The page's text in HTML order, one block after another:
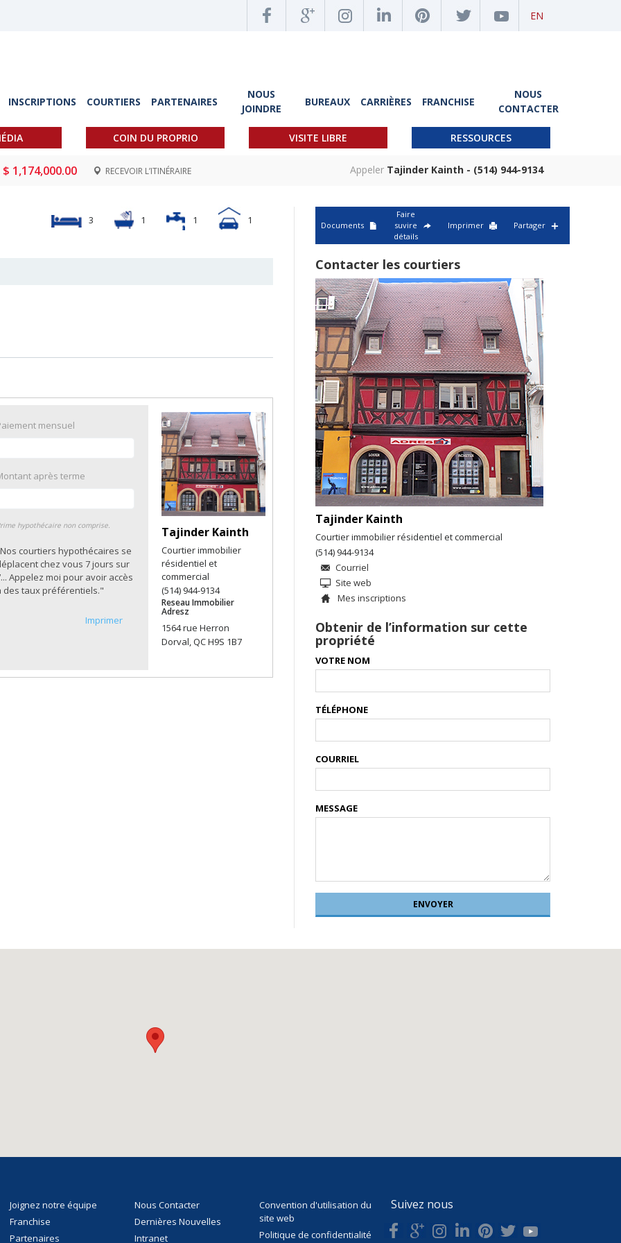
EN
INSCRIPTIONS COURTIERS PARTENAIRES
NOUS
JOINDRE
BUREAUX CARRIÈRES FRANCHISE
NOUS
CONTACTER
COIN DU PROPRIO VISITE LIBRE RESSOURCES
$ 1,174,000.00 RECEVOIR L’ITINÉRAIRE Appeler Tajinder Kainth - (514) 944-9134
3 1 1 1
mensuel
après terme
hypothécaire non comprise.
courtiers hypothécaires se
chez vous 7 jours sur
Appelez moi pour avoir accès
des taux préférentiels."
Imprimer
Tajinder Kainth
Courtier immobilier
résidentiel et
commercial
(514) 944-9134
Reseau Immobilier
Adresz
1564 rue Herron
Dorval, QC H9S 1B7
Documents
Faire
suvire
détails
Imprimer Partager
Contacter les courtiers
Tajinder Kainth
Courtier immobilier résidentiel et commercial
(514) 944-9134
Courriel
Site web
Mes inscriptions
Obtenir de l’information sur cette
propriété
VOTRE NOM
TÉLÉPHONE
COURRIEL
MESSAGE
ENVOYER
Joignez notre équipe
Franchise
Partenaires
Nous Contacter
Dernières Nouvelles
Intranet
Convention d'utilisation du
site web
Politique de confidentialité
Suivez nous